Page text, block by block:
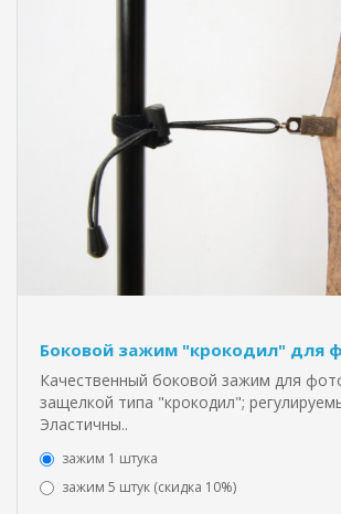
Боковой зажим "крокодил" для
Качественный боковой зажим для
защелкой типа "крокодил";
Эластичны..
зажим 1 штука
зажим 5 штук (скидка 10%)